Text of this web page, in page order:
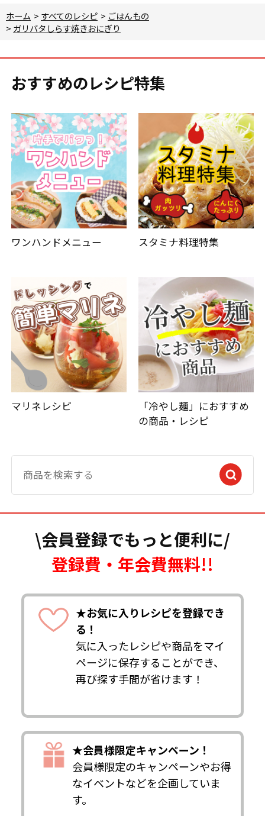
ホーム > すべてのレシピ > ごはんもの
> ガリバタしらす焼きおにぎり
おすすめのレシピ特集
ワンハンドメニュー スタミナ料理特集
マリネレシピ
「冷やし麺」におすすめ
の商品・レシピ
\会員登録でもっと便利に/
登録費・年会費無料!!
★お気に入りレシピを登録でき
る！
気に入ったレシピや商品をマイ
ページに保存することができ、
再び探す手間が省けます！
★会員様限定キャンペーン！
会員様限定のキャンペーンやお得
なイベントなどを企画していま
す。